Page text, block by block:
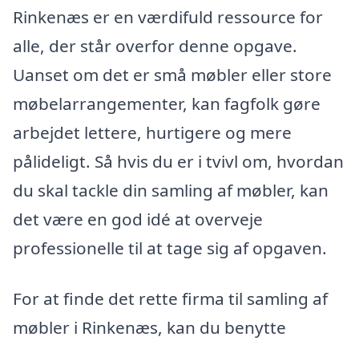
Rinkenæs er en værdifuld ressource for
alle, der står overfor denne opgave.
Uanset om det er små møbler eller store
møbelarrangementer, kan fagfolk gøre
arbejdet lettere, hurtigere og mere
pålideligt. Så hvis du er i tvivl om, hvordan
du skal tackle din samling af møbler, kan
det være en god idé at overveje
professionelle til at tage sig af opgaven.
For at finde det rette firma til samling af
møbler i Rinkenæs, kan du benytte